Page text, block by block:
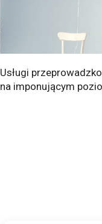
Usługi
na imponującym